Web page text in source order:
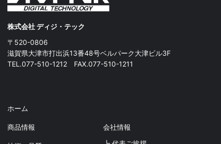
株式会社 ディジ・テック
〒520-0806
滋賀県大津市打出浜13番48号ベルパーク大津ビル3F
TEL.077-510-1212 FAX.077-510-1211
ホーム
商品情報
会社情報